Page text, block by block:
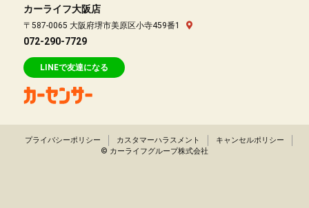
カーライフ大阪店
〒587-0065 大阪府堺市美原区小寺459番1
072-290-7729
LINEで友達になる
プライバシーポリシー カスタマーハラスメント
キャンセルポリシー
© カーライフグループ株式会社